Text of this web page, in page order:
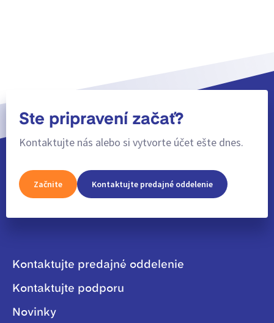
Ste pripravení začať?
Kontaktujte nás alebo si vytvorte účet ešte dnes.
Začnite Kontaktujte predajné oddelenie
Kontaktujte predajné oddelenie
Kontaktujte podporu
Novinky